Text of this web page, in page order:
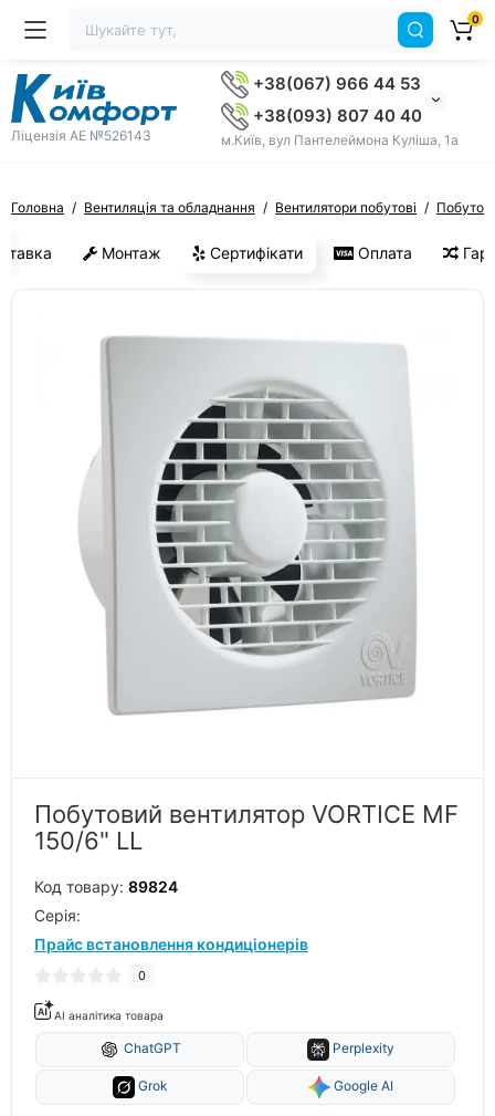
Ліцензія AE №526143
+38(067) 966 44 53
+38(093) 807 40 40
м.Київ, вул Пантелеймона Куліша, 1а
0
Головна Вентиляція та обладнання Вентилятори побутові
Монтаж Сертифікати Оплата
Побутовий вентилятор VORTICE MF
150/6" LL
Код товару: 89824
Серiя:
Прайс встановлення кондиціонерів
0
AI аналітика товара
ChatGPT Perplexity
Grok Google AI